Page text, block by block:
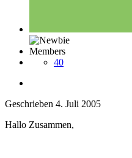
Members
40
Geschrieben 4. Juli 2005
Hallo Zusammen,